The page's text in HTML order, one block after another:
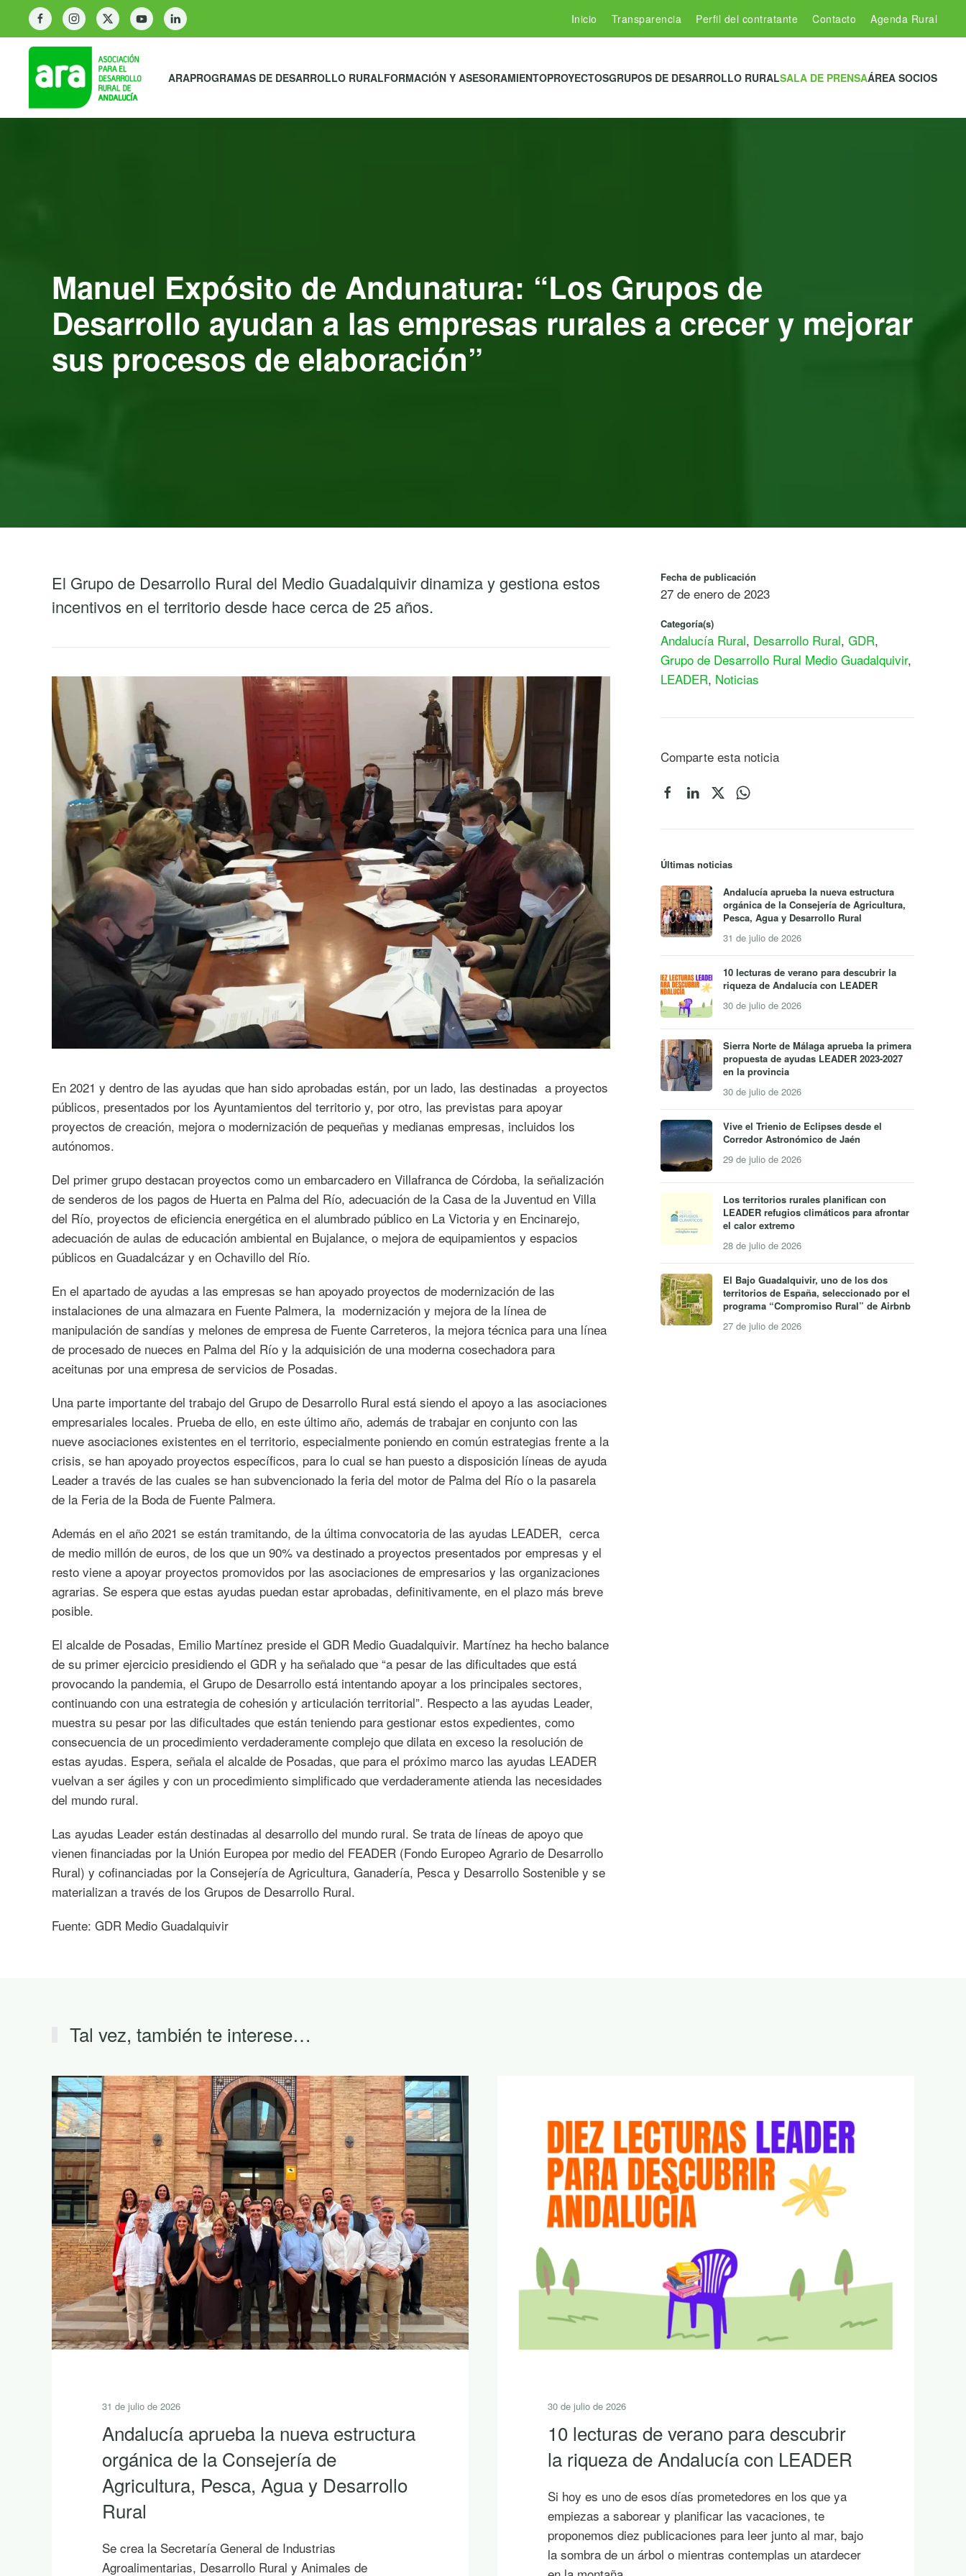
Inicio Transparencia Perfil del contratante Contacto Agenda Rural
ARAPROGRAMAS DE DESARROLLO RURALFORMACIÓN Y ASESORAMIENTOPROYECTOSGRUPOS DE DESARROLLO RURALSALA DE PRENSAÁREA SOCIOS
Manuel Expósito de Andunatura: “Los Grupos de
Desarrollo ayudan a las empresas rurales a crecer y mejorar
sus procesos de elaboración”
El Grupo de Desarrollo Rural del Medio Guadalquivir dinamiza y gestiona estos
incentivos en el territorio desde hace cerca de 25 años.
En 2021 y dentro de las ayudas que han sido aprobadas están, por un lado, las destinadas a proyectos
públicos, presentados por los Ayuntamientos del territorio y, por otro, las previstas para apoyar
proyectos de creación, mejora o modernización de pequeñas y medianas empresas, incluidos los
autónomos.
Del primer grupo destacan proyectos como un embarcadero en Villafranca de Córdoba, la señalización
de senderos de los pagos de Huerta en Palma del Río, adecuación de la Casa de la Juventud en Villa
del Río, proyectos de eficiencia energética en el alumbrado público en La Victoria y en Encinarejo,
adecuación de aulas de educación ambiental en Bujalance, o mejora de equipamientos y espacios
públicos en Guadalcázar y en Ochavillo del Río.
En el apartado de ayudas a las empresas se han apoyado proyectos de modernización de las
instalaciones de una almazara en Fuente Palmera, la modernización y mejora de la línea de
manipulación de sandías y melones de empresa de Fuente Carreteros, la mejora técnica para una línea
de procesado de nueces en Palma del Río y la adquisición de una moderna cosechadora para
aceitunas por una empresa de servicios de Posadas.
Una parte importante del trabajo del Grupo de Desarrollo Rural está siendo el apoyo a las asociaciones
empresariales locales. Prueba de ello, en este último año, además de trabajar en conjunto con las
nueve asociaciones existentes en el territorio, especialmente poniendo en común estrategias frente a la
crisis, se han apoyado proyectos específicos, para lo cual se han puesto a disposición líneas de ayuda
Leader a través de las cuales se han subvencionado la feria del motor de Palma del Río o la pasarela
de la Feria de la Boda de Fuente Palmera.
Además en el año 2021 se están tramitando, de la última convocatoria de las ayudas LEADER, cerca
de medio millón de euros, de los que un 90% va destinado a proyectos presentados por empresas y el
resto viene a apoyar proyectos promovidos por las asociaciones de empresarios y las organizaciones
agrarias. Se espera que estas ayudas puedan estar aprobadas, definitivamente, en el plazo más breve
posible.
El alcalde de Posadas, Emilio Martínez preside el GDR Medio Guadalquivir. Martínez ha hecho balance
de su primer ejercicio presidiendo el GDR y ha señalado que “a pesar de las dificultades que está
provocando la pandemia, el Grupo de Desarrollo está intentando apoyar a los principales sectores,
continuando con una estrategia de cohesión y articulación territorial”. Respecto a las ayudas Leader,
muestra su pesar por las dificultades que están teniendo para gestionar estos expedientes, como
consecuencia de un procedimiento verdaderamente complejo que dilata en exceso la resolución de
estas ayudas. Espera, señala el alcalde de Posadas, que para el próximo marco las ayudas LEADER
vuelvan a ser ágiles y con un procedimiento simplificado que verdaderamente atienda las necesidades
del mundo rural.
Las ayudas Leader están destinadas al desarrollo del mundo rural. Se trata de líneas de apoyo que
vienen financiadas por la Unión Europea por medio del FEADER (Fondo Europeo Agrario de Desarrollo
Rural) y cofinanciadas por la Consejería de Agricultura, Ganadería, Pesca y Desarrollo Sostenible y se
materializan a través de los Grupos de Desarrollo Rural.
Fuente: GDR Medio Guadalquivir
Fecha de publicación
27 de enero de 2023
Categoría(s)
Andalucía Rural, Desarrollo Rural, GDR,
Grupo de Desarrollo Rural Medio Guadalquivir,
LEADER, Noticias
Comparte esta noticia
Últimas noticias
Andalucía aprueba la nueva estructura
orgánica de la Consejería de Agricultura,
Pesca, Agua y Desarrollo Rural
31 de julio de 2026
10 lecturas de verano para descubrir la
riqueza de Andalucía con LEADER
30 de julio de 2026
Sierra Norte de Málaga aprueba la primera
propuesta de ayudas LEADER 2023-2027
en la provincia
30 de julio de 2026
Vive el Trienio de Eclipses desde el
Corredor Astronómico de Jaén
29 de julio de 2026
Los territorios rurales planifican con
LEADER refugios climáticos para afrontar
el calor extremo
28 de julio de 2026
El Bajo Guadalquivir, uno de los dos
territorios de España, seleccionado por el
programa “Compromiso Rural” de Airbnb
27 de julio de 2026
Tal vez, también te interese…
31 de julio de 2026
Andalucía aprueba la nueva estructura
orgánica de la Consejería de
Agricultura, Pesca, Agua y Desarrollo
Rural
Se crea la Secretaría General de Industrias
Agroalimentarias, Desarrollo Rural y Animales de
30 de julio de 2026
10 lecturas de verano para descubrir
la riqueza de Andalucía con LEADER
Si hoy es uno de esos días prometedores en los que ya
empiezas a saborear y planificar las vacaciones, te
proponemos diez publicaciones para leer junto al mar, bajo
la sombra de un árbol o mientras contemplas un atardecer